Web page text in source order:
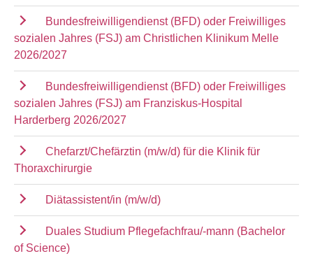
Bundesfreiwilligendienst (BFD) oder Freiwilliges
sozialen Jahres (FSJ) am Christlichen Klinikum Melle
2026/2027
Bundesfreiwilligendienst (BFD) oder Freiwilliges
sozialen Jahres (FSJ) am Franziskus-Hospital
Harderberg 2026/2027
Chefarzt/Chefärztin (m/w/d) für die Klinik für
Thoraxchirurgie
Diätassistent/in (m/w/d)
Duales Studium Pflegefachfrau/-mann (Bachelor
of Science)